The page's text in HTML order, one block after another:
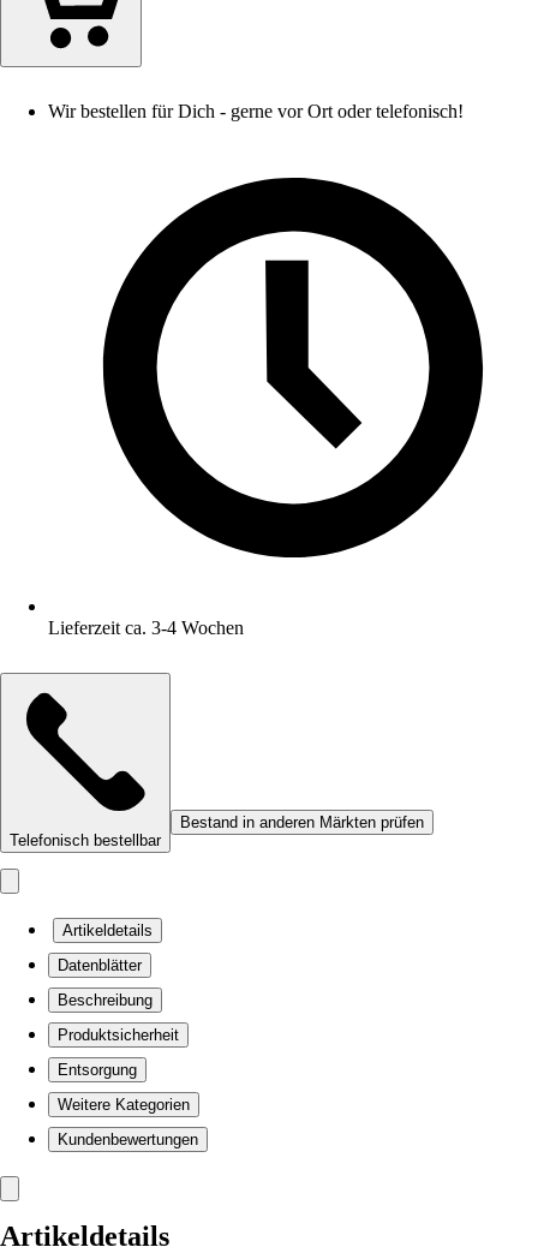
Wir bestellen für Dich - gerne vor Ort oder telefonisch!
Lieferzeit ca. 3-4 Wochen
Telefonisch bestellbar
Bestand in anderen Märkten prüfen
Artikeldetails
Datenblätter
Beschreibung
Produktsicherheit
Entsorgung
Weitere Kategorien
Kundenbewertungen
Artikeldetails